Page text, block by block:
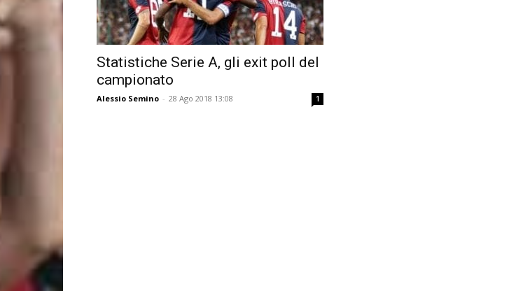
Statistiche Serie A, gli exit poll del
campionato
Alessio Semino - 28 Ago 2018 13:08 1